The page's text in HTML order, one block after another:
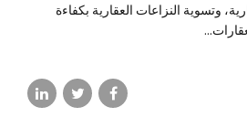
وتسوية النزاعات العقارية بكفاءة